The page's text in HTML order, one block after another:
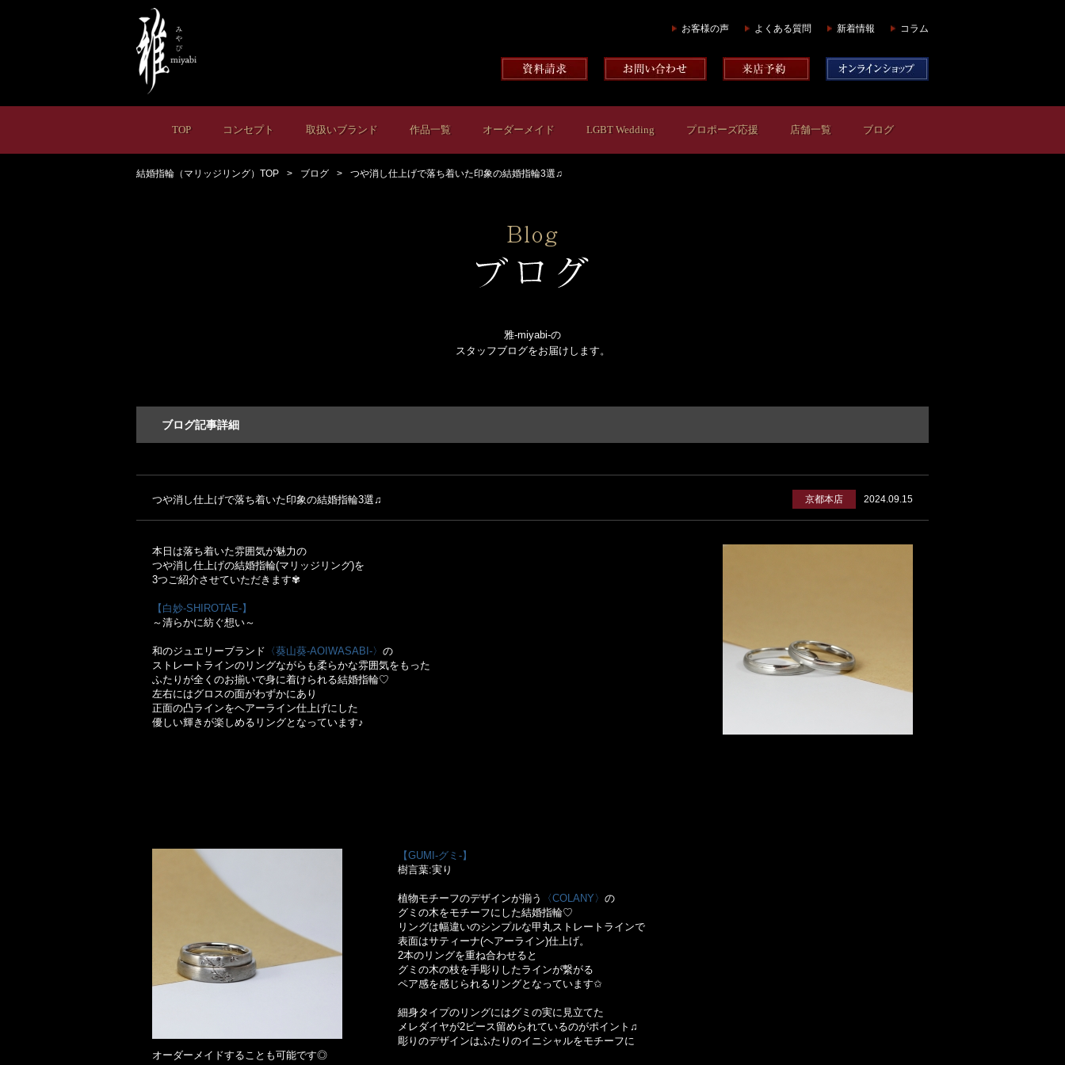
お客様の声 よくある質問 新着情報 コラム
TOP コンセプト 取扱いブランド 作品一覧 オーダーメイド LGBT Wedding プロポーズ応援 店舗一覧 ブログ
結婚指輪（マリッジリング）TOP ブログ つや消し仕上げで落ち着いた印象の結婚指輪3選♫
雅-miyabi-の
スタッフブログをお届けします。
ブログ記事詳細
つや消し仕上げで落ち着いた印象の結婚指輪3選♫ 2024.09.15
京都本店
本日は落ち着いた雰囲気が魅力の
つや消し仕上げの結婚指輪(マリッジリング)を
3つご紹介させていただきます✾
【白妙-SHIROTAE-】
～清らかに紡ぐ想い～
和のジュエリーブランド 〈葵山葵-AOIWASABI-〉 の
ストレートラインのリングながらも柔らかな雰囲気をもった
ふたりが全くのお揃いで身に着けられる結婚指輪♡
左右にはグロスの面がわずかにあり
正面の凸ラインをヘアーライン仕上げにした
優しい輝きが楽しめるリングとなっています♪
【GUMI-グミ-】
樹言葉:実り
植物モチーフのデザインが揃う 〈COLANY〉 の
グミの木をモチーフにした結婚指輪♡
リングは幅違いのシンプルな甲丸ストレートラインで
表面はサティーナ(ヘアーライン)仕上げ。
2本のリングを重ね合わせると
グミの木の枝を手彫りしたラインが繋がる
ペア感を感じられるリングとなっています✩
細身タイプのリングにはグミの実に見立てた
メレダイヤが2ピース留められているのがポイント♫
彫りのデザインはふたりのイニシャルをモチーフに
オーダーメイドすることも可能です◎